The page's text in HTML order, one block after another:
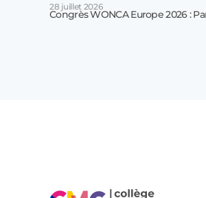
28 juillet 2026
Congrès WONCA Europe 2026 :